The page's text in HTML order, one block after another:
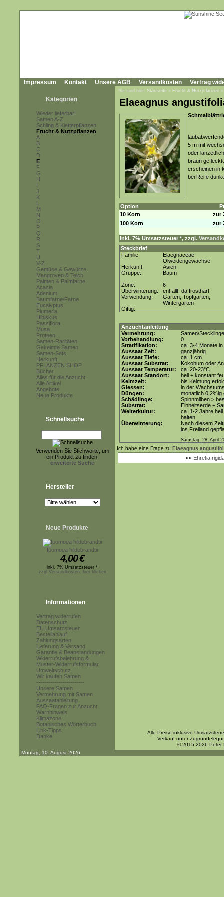
Impressum Kontakt Unsere AGB Versandkosten Vertrag
Kategorien
Wieder lieferbar!
Samen A-Z
Schling & Kletterpflanzen
Frucht & Nutzpflanzen
A
B
C
D
E
F
G
H
I
J
K
L
M
N
O
P
Q
R
S
T
U
V-Z
Gemüse & Gewürze
Mangroven & Teich
Palmen & Palmfarne
Acacia
Adenium
Baumfarne/Farne
Eucalyptus
Plumeria
Hibiskus
Passiflora
Musa
Proteen
Samen-Raritäten
Gekeimte Samen
Samen-Sets
Herkunft
PFLANZEN SHOP
Bücher
Alles für die Anzucht
Alle Artikel
Angebote
Neue Produkte
Schnellsuche
Verwenden Sie Stichworte, um
ein Produkt zu finden.
erweiterte Suche
Hersteller
Neue Produkte
Ipomoea hildebrandtii
4,00€
inkl. 7% Umsatzsteuer *
zzgl.Versandkosten, hier klicken
Informationen
Vertrag widerrufen
Datenschutz
EU Umsatzsteuer
Bestellablauf
Zahlungsarten
Lieferung & Versand
Garantie & Beanstandungen
Widerrufsbelehrung &
Muster-Widerrufsformular
Umweltschutz
Wir kaufen Samen
------------------------
Unsere Samen
Vermehrung mit Samen
Aussaatanleitung
FAQ-Fragen zur Anzucht
Warnhinweis
Klimazone
Botanisches Wörterbuch
Link-Tipps
Danke
Sie sind hier: Startseite » Frucht & Nutzpflanzen
Elaeagnus
5 m mit
oder
braun
erscheinen in
bei Reife
Option
10 Korn
zur
100 Korn
zur
inkl. 7% Umsatzsteuer *, zzgl.
Steckbrief
Familie:
Elaegnaceae
Ölweidengewächse
Herkunft:
Asien
Gruppe:
Baum
Zone:
6
Überwinterung:
entfällt, da frosthart
Verwendung:
Garten, Topfgarten,
Wintergarten
Giftig:
Anzuchtanleitung
Vermehrung:
Samen/Stecklinge
Vorbehandlung:
0
Stratifikation:
ca. 3-4 Monate
Aussaat Zeit:
ganzjährig
Aussaat Tiefe:
ca. 1 cm
Aussaat Substrat:
Kokohum oder
Aussaat Temperatur:
ca. 20-23°C
Aussaat Standort:
hell + konstant
Keimzeit:
bis Keimung
Giessen:
in der
Düngen:
monatlich
Schädlinge:
Spinnmilben >
Substrat:
Einheitserde +
Weiterkultur:
ca. 1-2 Jahre
halten
Überwinterung:
Nach diesem
ins Freiland
Samstag, 28. April
Ich habe eine Frage zu Elaeagnus
«« Ehretia
Alle Preise inklusive
Verkauf unter
© 2015-2026 Peter
Montag, 10. August 2026